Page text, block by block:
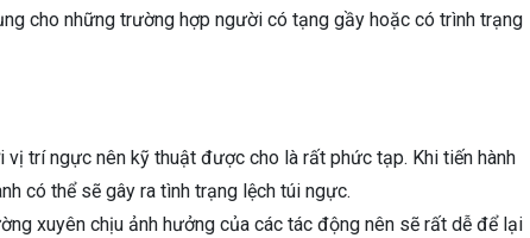
cho những trường hợp người có tạng gầy hoặc có trình trạng
vị trí ngực nên kỹ thuật được cho là rất phức tạp. Khi tiến hành
có thể sẽ gây ra tình trạng lệch túi ngực.
xuyên chịu ảnh hưởng của các tác động nên sẽ rất dễ để lại